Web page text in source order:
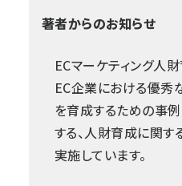
著者からのお知らせ
ECマーケティング人
EC企業における優秀
を育成するための事
する、人財育成に関す
実施しています。